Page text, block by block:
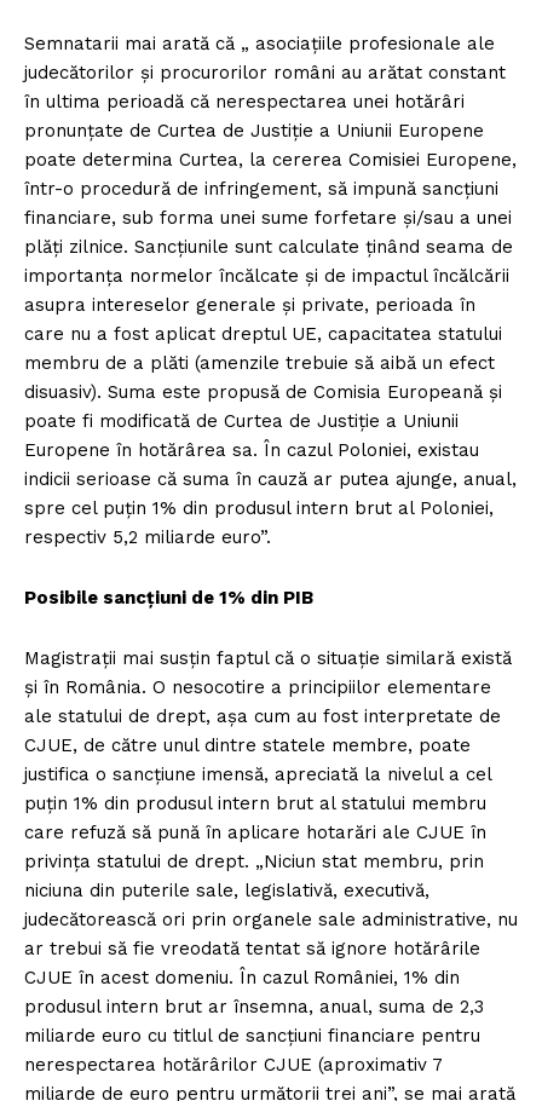
Semnatarii mai arată că „ asociațiile profesionale ale
judecătorilor și procurorilor români au arătat constant
în ultima perioadă că nerespectarea unei hotărâri
pronunțate de Curtea de Justiție a Uniunii Europene
poate determina Curtea, la cererea Comisiei Europene,
într-o procedură de infringement, să impună sancțiuni
financiare, sub forma unei sume forfetare și/sau a unei
plăți zilnice. Sancțiunile sunt calculate ținând seama de
importanța normelor încălcate și de impactul încălcării
asupra intereselor generale și private, perioada în
care nu a fost aplicat dreptul UE, capacitatea statului
membru de a plăti (amenzile trebuie să aibă un efect
disuasiv). Suma este propusă de Comisia Europeană și
poate fi modificată de Curtea de Justiție a Uniunii
Europene în hotărârea sa. În cazul Poloniei, existau
indicii serioase că suma în cauză ar putea ajunge, anual,
spre cel puțin 1% din produsul intern brut al Poloniei,
respectiv 5,2 miliarde euro”.
Posibile sancțiuni de 1% din PIB
Magistrații mai susțin faptul că o situație similară există
și în România. O nesocotire a principiilor elementare
ale statului de drept, așa cum au fost interpretate de
CJUE, de către unul dintre statele membre, poate
justifica o sancțiune imensă, apreciată la nivelul a cel
puțin 1% din produsul intern brut al statului membru
care refuză să pună în aplicare hotarări ale CJUE în
privința statului de drept. „Niciun stat membru, prin
niciuna din puterile sale, legislativă, executivă,
judecătorească ori prin organele sale administrative, nu
ar trebui să fie vreodată tentat să ignore hotărârile
CJUE în acest domeniu. În cazul României, 1% din
produsul intern brut ar însemna, anual, suma de 2,3
miliarde euro cu titlul de sancțiuni financiare pentru
nerespectarea hotărârilor CJUE (aproximativ 7
miliarde de euro pentru următorii trei ani”, se mai arată